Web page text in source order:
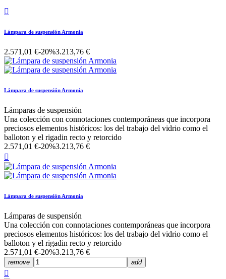

Lámpara de suspensión Armonia
2.571,01 €-20%3.213,76 €
Lámpara de suspensión Armonia
Lámparas de suspensión
Una colección con connotaciones contemporáneas que incorpora
preciosos elementos históricos: los del trabajo del vidrio como el
balloton y el rigadin recto y retorcido
2.571,01 €-20%3.213,76 €

Lámpara de suspensión Armonia
Lámparas de suspensión
Una colección con connotaciones contemporáneas que incorpora
preciosos elementos históricos: los del trabajo del vidrio como el
balloton y el rigadin recto y retorcido
2.571,01 €-20%3.213,76 €
remove add
